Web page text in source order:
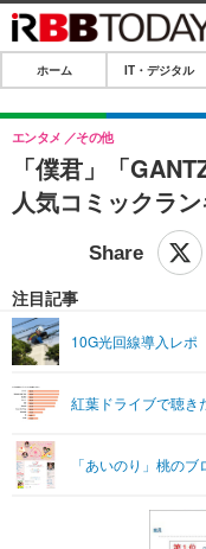
ホーム
IT・デジタル
IT・デジタルTOP
ショッピング
SPEED TEST
エンタメTOP
グラビア
ショッピング
ライフTOP
リリース一覧
プッシュ通知の停止方法
ホーム IT・デジタル
「僕君」「
人気コミックラ
エンタメ その他
注目記事
10G光回線導入レポ
紅葉ドライブで聴き
「あいのり」桃の